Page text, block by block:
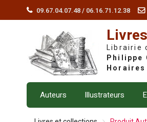
09.67.04.07.48 / 06.16.71.12.38
Librairie
Auteurs Illustrateurs